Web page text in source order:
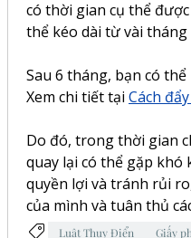
có thời gian cụ thể
thể kéo dài từ vài
Sau 6 tháng, bạn có
Xem chi tiết tại Cách
Do đó, trong thời gian
quay lại có thể gặp
quyền lợi và tránh rủi
của mình và tuân thủ
Luật Thụy Điển Giấy